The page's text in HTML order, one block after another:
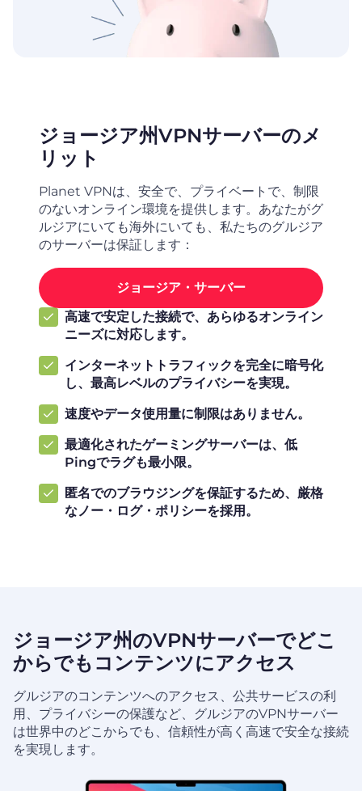
ジョージア州VPNサーバーのメ
リット
Planet VPNは、安全で、プライベートで、制限
のないオンライン環境を提供します。あなたがグ
ルジアにいても海外にいても、私たちのグルジア
のサーバーは保証します：
ジョージア・サーバー
高速で安定した接続で、あらゆるオンライン
ニーズに対応します。
インターネットトラフィックを完全に暗号化
し、最高レベルのプライバシーを実現。
速度やデータ使用量に制限はありません。
最適化されたゲーミングサーバーは、低
Pingでラグも最小限。
匿名でのブラウジングを保証するため、厳格
なノー・ログ・ポリシーを採用。
ジョージア州のVPNサーバーでどこ
からでもコンテンツにアクセス
グルジアのコンテンツへのアクセス、公共サービスの利
用、プライバシーの保護など、グルジアのVPNサーバー
は世界中のどこからでも、信頼性が高く高速で安全な接続
を実現します。